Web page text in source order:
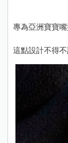
專為亞洲寶寶
這點設計不得